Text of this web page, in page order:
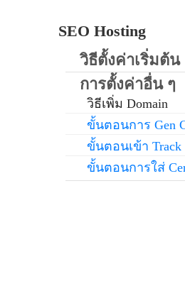
SEO Hosting
วิธีตั้งค่าเริ่มต้น
การตั้งค่าอื่น ๆ
วิธีเพิ่ม Domain
ขั้นตอนการ Gen
ขั้นตอนเข้า Track
ขั้นตอนการใส่